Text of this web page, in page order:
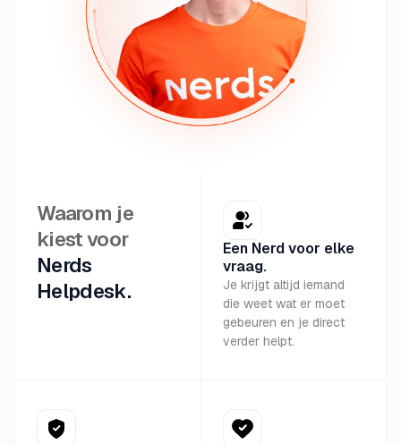
Waarom je
kiest voor
Nerds
Helpdesk.
Een Nerd voor elke
vraag.
Je krijgt altijd iemand
die weet wat er moet
gebeuren en je direct
verder helpt.